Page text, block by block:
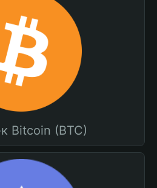
Bitcoin (BTC)